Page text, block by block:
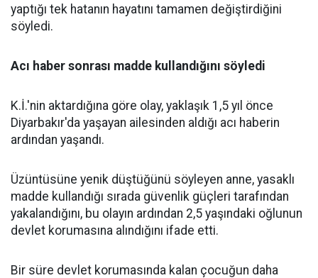
yaptığı tek hatanın hayatını tamamen değiştirdiğini
söyledi.
Acı haber sonrası madde kullandığını söyledi
K.İ.'nin aktardığına göre olay, yaklaşık 1,5 yıl önce
Diyarbakır'da yaşayan ailesinden aldığı acı haberin
ardından yaşandı.
Üzüntüsüne yenik düştüğünü söyleyen anne, yasaklı
madde kullandığı sırada güvenlik güçleri tarafından
yakalandığını, bu olayın ardından 2,5 yaşındaki oğlunun
devlet korumasına alındığını ifade etti.
Bir süre devlet korumasında kalan çocuğun daha